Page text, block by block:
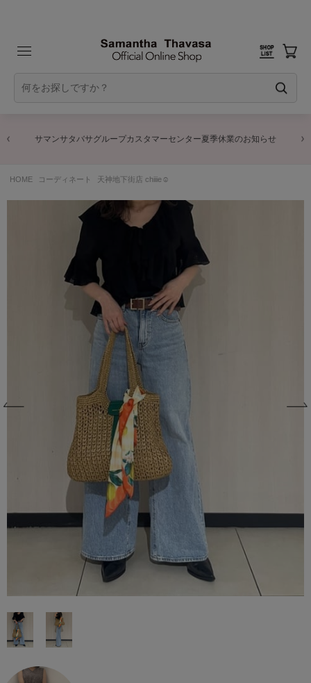
サマンサタバサグループカスタマーセンター夏季休業のお知らせ
HOME コーディネート 天神地下街店 chiiie☺︎